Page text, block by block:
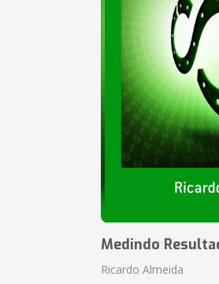
Medindo
Ricardo Almeida